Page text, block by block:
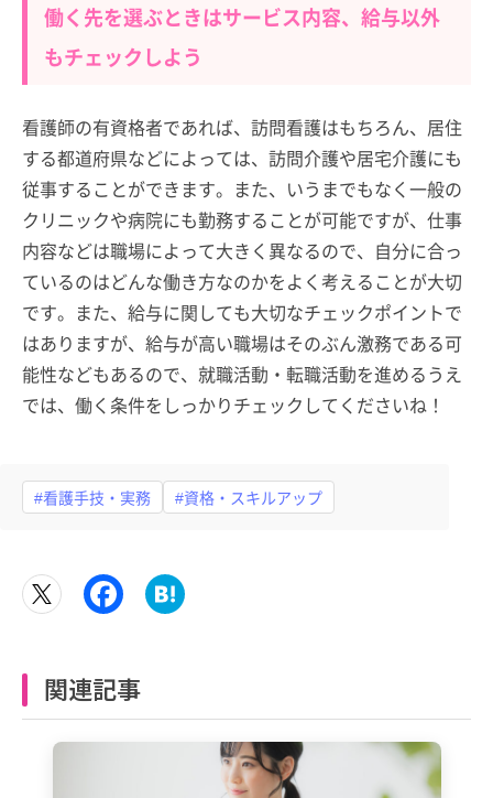
働く先を選ぶときはサービス内容、給与以外
もチェックしよう
看護師の有資格者であれば、訪問看護はもちろん、居住
する都道府県などによっては、訪問介護や居宅介護にも
従事することができます。また、いうまでもなく一般の
クリニックや病院にも勤務することが可能ですが、仕事
内容などは職場によって大きく異なるので、自分に合っ
ているのはどんな働き方なのかをよく考えることが大切
です。また、給与に関しても大切なチェックポイントで
はありますが、給与が高い職場はそのぶん激務である可
能性などもあるので、就職活動・転職活動を進めるうえ
では、働く条件をしっかりチェックしてくださいね！
#看護手技・実務 #資格・スキルアップ
関連記事